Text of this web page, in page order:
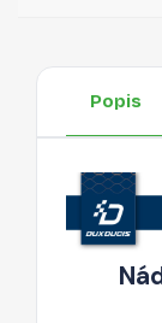
Popis